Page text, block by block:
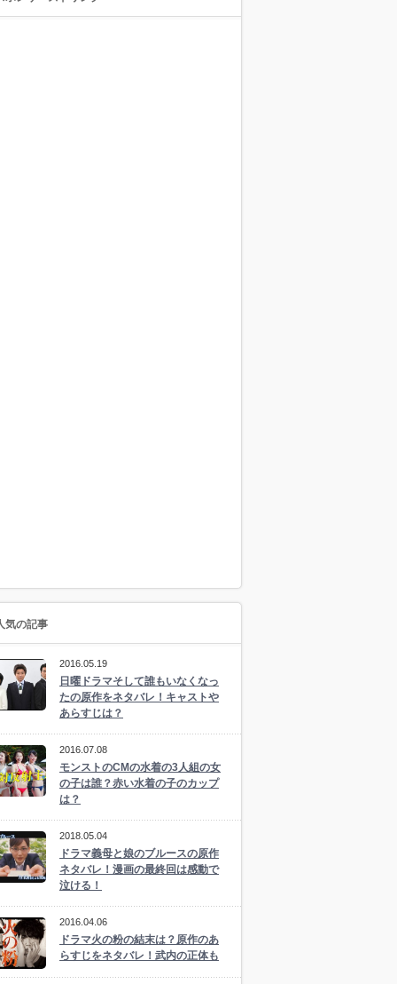
気の記事
2016.05.19
日曜ドラマそして誰もいなくなっ
たの原作をネタバレ！キャストや
あらすじは？
2016.07.08
モンストのCMの水着の3人組の女
の子は誰？赤い水着の子のカップ
は？
2018.05.04
ドラマ義母と娘のブルースの原作
ネタバレ！漫画の最終回は感動で
泣ける！
2016.04.06
ドラマ火の粉の結末は？原作のあ
らすじをネタバレ！武内の正体も